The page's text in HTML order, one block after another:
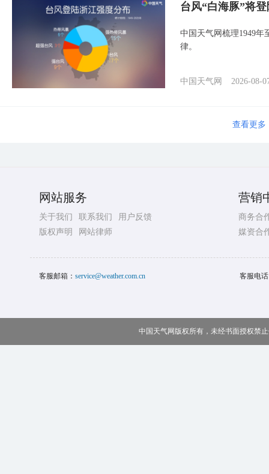
台风“白海豚”将
中国天气网梳理1949年
律。
中国天气网 2026-08-
查看更多
网站服务
关于我们 联系我们
用户反馈
版权声明
网站律师
营销
商务合
媒资合
客服邮箱： service@weather.com.cn 客服电
中国天气网版权所有，未经书面授权